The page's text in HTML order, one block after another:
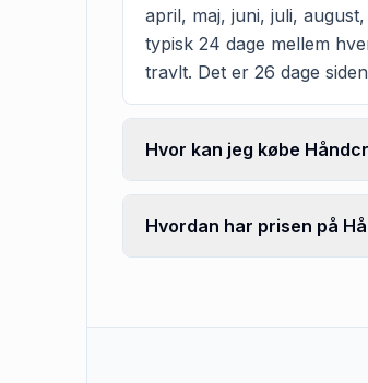
april, maj, juni, juli,
typisk 24 dage mellem
travlt. Det er 26 dage
Hvor kan jeg købe
Hvordan har prisen på